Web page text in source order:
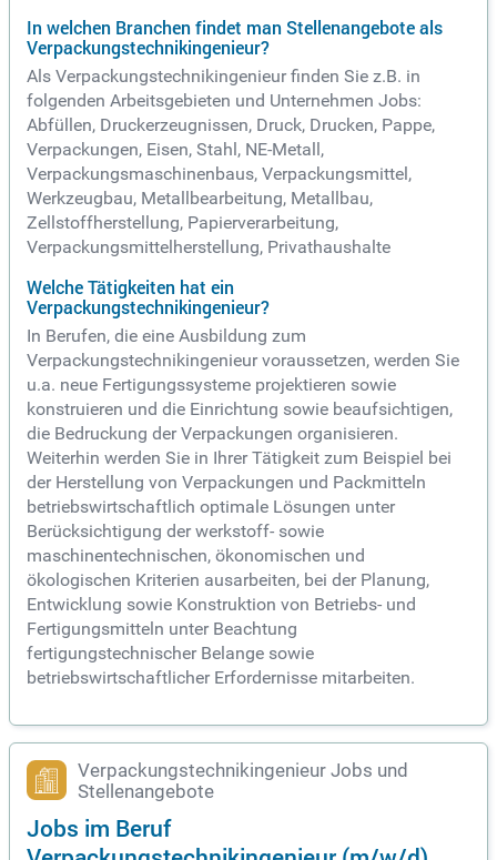
In welchen Branchen findet man Stellenangebote als
Verpackungstechnikingenieur?
Als Verpackungstechnikingenieur finden Sie z.B. in
folgenden Arbeitsgebieten und Unternehmen Jobs:
Abfüllen, Druckerzeugnissen, Druck, Drucken, Pappe,
Verpackungen, Eisen, Stahl, NE-Metall,
Verpackungsmaschinenbaus, Verpackungsmittel,
Werkzeugbau, Metallbearbeitung, Metallbau,
Zellstoffherstellung, Papierverarbeitung,
Verpackungsmittelherstellung, Privathaushalte
Welche Tätigkeiten hat ein
Verpackungstechnikingenieur?
In Berufen, die eine Ausbildung zum
Verpackungstechnikingenieur voraussetzen, werden Sie
u.a. neue Fertigungssysteme projektieren sowie
konstruieren und die Einrichtung sowie beaufsichtigen,
die Bedruckung der Verpackungen organisieren.
Weiterhin werden Sie in Ihrer Tätigkeit zum Beispiel bei
der Herstellung von Verpackungen und Packmitteln
betriebswirtschaftlich optimale Lösungen unter
Berücksichtigung der werkstoff- sowie
maschinentechnischen, ökonomischen und
ökologischen Kriterien ausarbeiten, bei der Planung,
Entwicklung sowie Konstruktion von Betriebs- und
Fertigungsmitteln unter Beachtung
fertigungstechnischer Belange sowie
betriebswirtschaftlicher Erfordernisse mitarbeiten.
Verpackungstechnikingenieur Jobs und
Stellenangebote
Jobs im Beruf